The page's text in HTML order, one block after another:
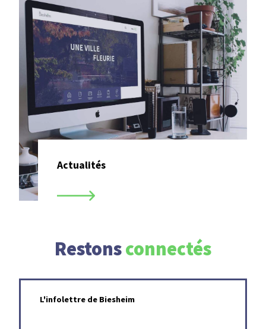
Actualités
Restonsconnectés
L'infolettre de Biesheim